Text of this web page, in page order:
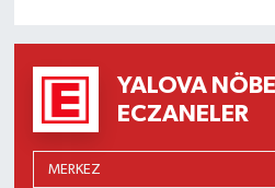
YALOVA
ECZANELER